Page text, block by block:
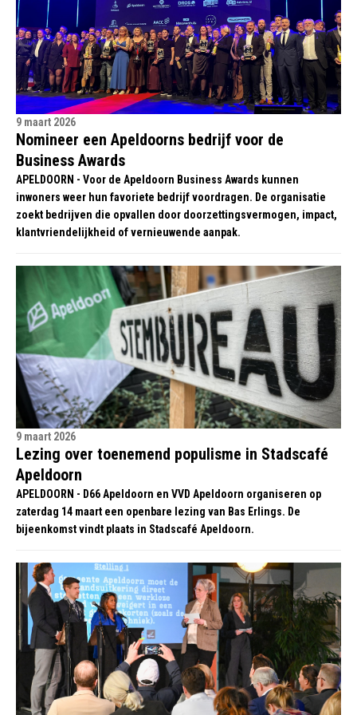
9 maart 2026
Nomineer een Apeldoorns bedrijf voor de
Business Awards
APELDOORN - Voor de Apeldoorn Business Awards kunnen
inwoners weer hun favoriete bedrijf voordragen. De organisatie
zoekt bedrijven die opvallen door doorzettingsvermogen, impact,
klantvriendelijkheid of vernieuwende aanpak.
9 maart 2026
Lezing over toenemend populisme in Stadscafé
Apeldoorn
APELDOORN - D66 Apeldoorn en VVD Apeldoorn organiseren op
zaterdag 14 maart een openbare lezing van Bas Erlings. De
bijeenkomst vindt plaats in Stadscafé Apeldoorn.